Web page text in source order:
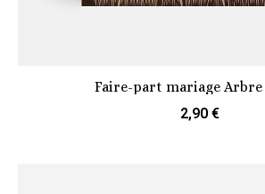
Faire-part mariage Arbre
2,90 €